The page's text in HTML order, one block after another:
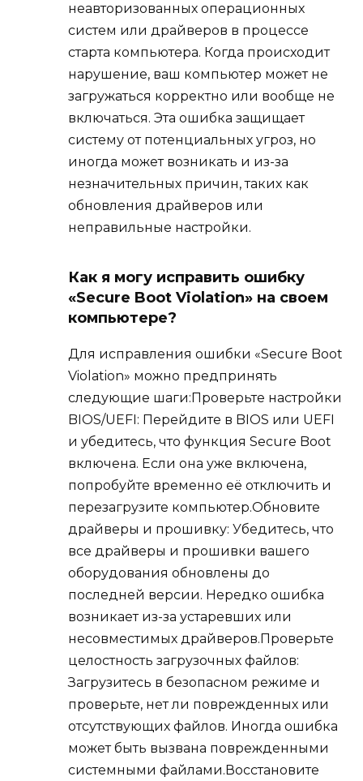
неавторизованных операционных
систем или драйверов в процессе
старта компьютера. Когда происходит
нарушение, ваш компьютер может не
загружаться корректно или вообще не
включаться. Эта ошибка защищает
систему от потенциальных угроз, но
иногда может возникать и из-за
незначительных причин, таких как
обновления драйверов или
неправильные настройки.
Как я могу исправить ошибку
«Secure Boot Violation» на своем
компьютере?
Для исправления ошибки «Secure Boot
Violation» можно предпринять
следующие шаги:Проверьте настройки
BIOS/UEFI: Перейдите в BIOS или UEFI
и убедитесь, что функция Secure Boot
включена. Если она уже включена,
попробуйте временно её отключить и
перезагрузите компьютер.Обновите
драйверы и прошивку: Убедитесь, что
все драйверы и прошивки вашего
оборудования обновлены до
последней версии. Нередко ошибка
возникает из-за устаревших или
несовместимых драйверов.Проверьте
целостность загрузочных файлов:
Загрузитесь в безопасном режиме и
проверьте, нет ли поврежденных или
отсутствующих файлов. Иногда ошибка
может быть вызвана поврежденными
системными файлами.Восстановите